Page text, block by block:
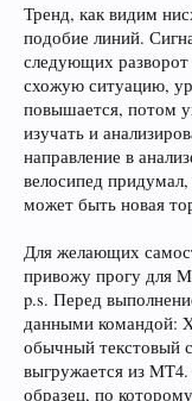
Тренд, как видим
подобие линий.
следующих
схожую ситуацию,
повышается, потом
изучать и
направление в
велосипед
может быть новая
Для желающих
привожу прогу для
p.s. Перед
данными командой:
обычный текстовый
выгружается из
образец, по